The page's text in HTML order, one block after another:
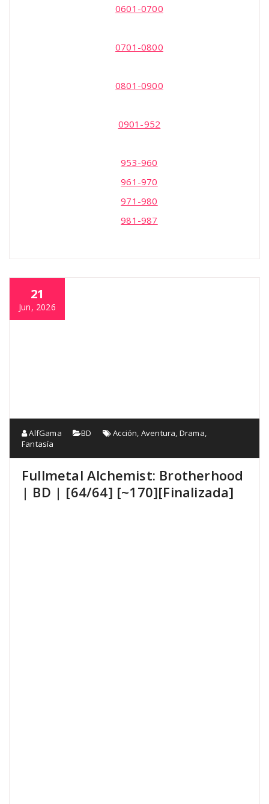
0601-0700
0701-0800
0801-0900
0901-952
953-960
961-970
971-980
981-987
21
Jun, 2026
AlfGama BD Acción Aventura Drama
Fantasía
Fullmetal Alchemist: Brotherhood
| BD | [64/64] [~170][Finalizada]